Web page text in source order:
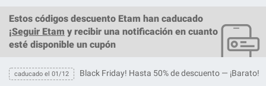
Estos códigos descuento Etam han caducado
¡Seguir Etam y recibir una notificación en cuanto
esté disponible un cupón
caducado el 01/12 Black Friday! Hasta 50% de descuento — ¡Barato!